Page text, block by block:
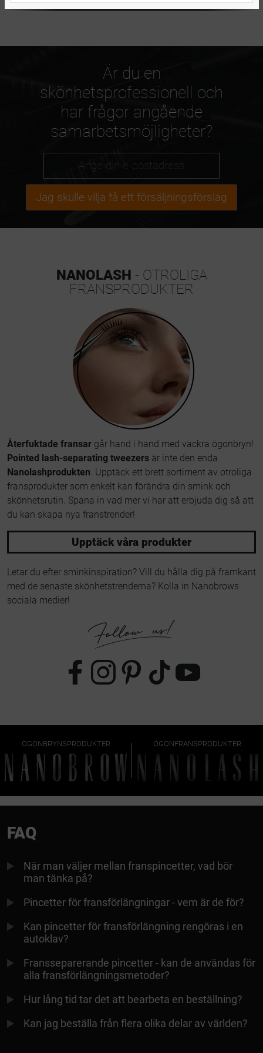
Är du en
skönhetsprofessionell och
har frågor angående
samarbetsmöjligheter?
Jag skulle vilja få ett försäljningsförslag
NANOLASH - OTROLIGA
FRANSPRODUKTER
Återfuktade fransar går hand i hand med vackra ögonbryn!
Pointed lash-separating tweezers är inte den enda
Nanolashprodukten . Upptäck ett brett sortiment av otroliga
fransprodukter som enkelt kan förändra din smink och
skönhetsrutin. Spana in vad mer vi har att erbjuda dig så att
du kan skapa nya franstrender!
Upptäck våra produkter
Letar du efter sminkinspiration? Vill du hålla dig på framkant
med de senaste skönhetstrenderna? Kolla in Nanobrows
sociala medier!
ÖGONBRYNSPRODUKTER ÖGONFRANSPRODUKTER
FAQ
När man väljer mellan franspincetter, vad bör
man tänka på?
Pincetter för fransförlängningar - vem är de för?
Kan pincetter för fransförlängning rengöras i en
autoklav?
Fransseparerande pincetter - kan de användas för
alla fransförlängningsmetoder?
Hur lång tid tar det att bearbeta en beställning?
Kan jag beställa från flera olika delar av världen?